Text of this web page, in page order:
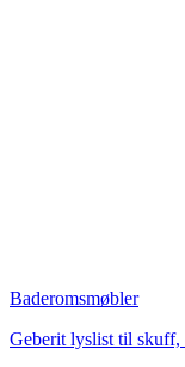
Baderomsmøbler
Geberit lyslist til skuff,